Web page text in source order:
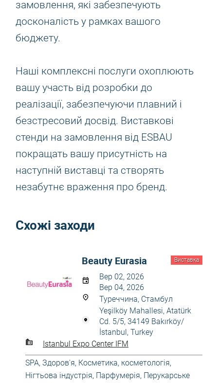
замовлення, які забезпечують
досконалість у рамках вашого
бюджету.
Наші комплексні послуги охоплюють
вашу участь від розробки до
реалізації, забезпечуючи плавний і
безстресовий досвід. Виставкові
стенди на замовлення від ESBAU
покращать вашу присутність на
наступній виставці та створять
незабутнє враження про бренд.
Схожі заходи
Виставка
Beauty Eurasia
Вер 02, 2026
Вер 04, 2026
Туреччина, Стамбул
Yeşilköy Mahallesi, Atatürk
Cd. 5/5, 34149 Bakırköy/
İstanbul, Turkey
Istanbul Expo Center IFM
SPA, Здоров'я, Косметика, косметологія,
Нігтьова індустрія, Парфумерія, Перукарське